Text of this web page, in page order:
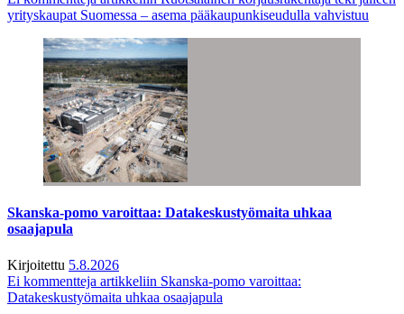
yrityskaupat Suomessa – asema pääkaupunkiseudulla vahvistuu
Skanska-pomo varoittaa: Datakeskustyömaita uhkaa
osaajapula
Kirjoitettu 5.8.2026
Ei kommentteja artikkeliin Skanska-pomo varoittaa:
Datakeskustyömaita uhkaa osaajapula